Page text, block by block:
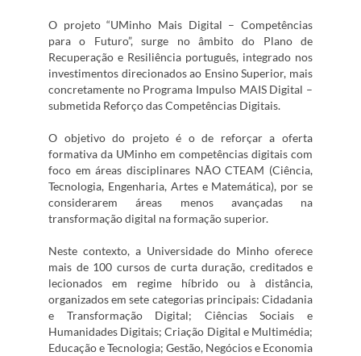
O projeto “UMinho Mais Digital – Competências
para o Futuro”, surge no âmbito do Plano de
Recuperação e Resiliência português, integrado nos
investimentos direcionados ao Ensino Superior, mais
concretamente no Programa Impulso MAIS Digital –
submetida Reforço das Competências Digitais.
O objetivo do projeto é o de reforçar a oferta
formativa da UMinho em competências digitais com
foco em áreas disciplinares NÃO CTEAM (Ciência,
Tecnologia, Engenharia, Artes e Matemática), por se
considerarem áreas menos avançadas na
transformação digital na formação superior.
Neste contexto, a Universidade do Minho oferece
mais de 100 cursos de curta duração, creditados e
lecionados em regime híbrido ou à distância,
organizados em sete categorias principais: Cidadania
e Transformação Digital; Ciências Sociais e
Humanidades Digitais; Criação Digital e Multimédia;
Educação e Tecnologia; Gestão, Negócios e Economia